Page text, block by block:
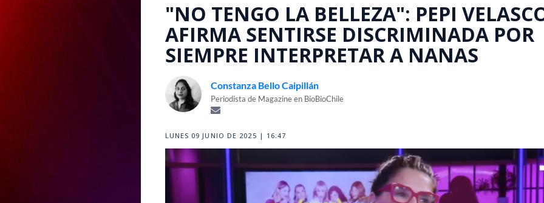
"NO TENGO LA BELLEZA": PEPI
AFIRMA SENTIRSE DISCRIMINADA POR
SIEMPRE INTERPRETAR A NANAS
Constanza Bello Caipillán
Periodista de Magazine en BioBioChile
LUNES 09 JUNIO DE 2025 | 16:47